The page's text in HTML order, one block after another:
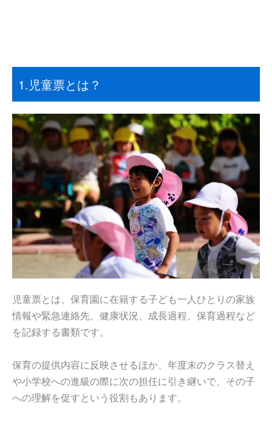
1.児童票とは？
児童票とは、保育園に在籍する子ども一人ひとりの家族
情報や緊急連絡先、健康状況、成長過程、保育過程など
を記録する書類です。
保育の提供内容に反映させるほか、年度末のクラス替え
や小学校への進級の際に次の担任に引き継いで、その子
への理解を促すという役割もあります。